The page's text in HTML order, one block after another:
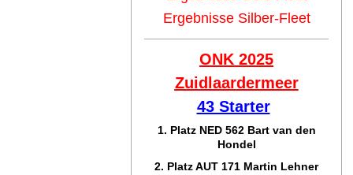
Ergebnisse Silber-Fleet
ONK 2025
Zuidlaardermeer
43 Starter
1. Platz NED 562 Bart van den
Hondel
2. Platz AUT 171 Martin Lehner